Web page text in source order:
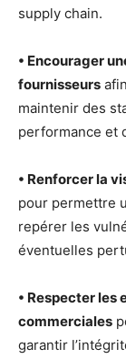
supply chain.
• Encourager
fournisseurs
maintenir des
performance et
• Renforcer la
pour permettre
repérer les
éventuelles
• Respecter
commerciales
garantir